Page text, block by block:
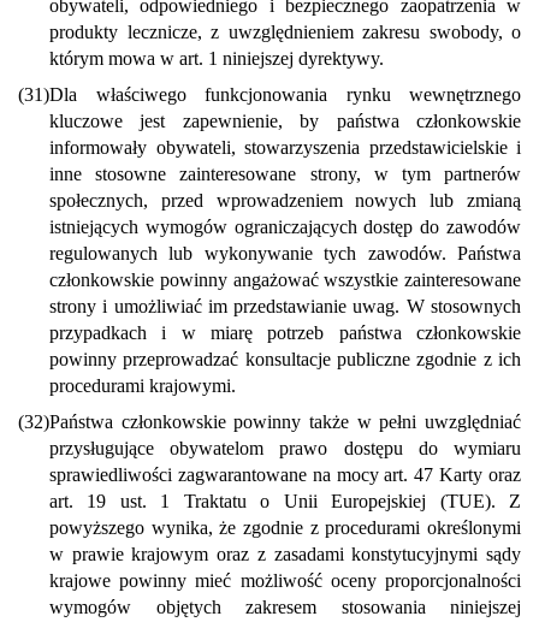
obywateli, odpowiedniego i bezpiecznego zaopatrzenia w
produkty lecznicze, z uwzględnieniem zakresu swobody, o
którym mowa w art. 1 niniejszej dyrektywy.
(31)Dla właściwego funkcjonowania rynku wewnętrznego
kluczowe jest zapewnienie, by państwa członkowskie
informowały obywateli, stowarzyszenia przedstawicielskie i
inne stosowne zainteresowane strony, w tym partnerów
społecznych, przed wprowadzeniem nowych lub zmianą
istniejących wymogów ograniczających dostęp do zawodów
regulowanych lub wykonywanie tych zawodów. Państwa
członkowskie powinny angażować wszystkie zainteresowane
strony i umożliwiać im przedstawianie uwag. W stosownych
przypadkach i w miarę potrzeb państwa członkowskie
powinny przeprowadzać konsultacje publiczne zgodnie z ich
procedurami krajowymi.
(32)Państwa członkowskie powinny także w pełni uwzględniać
przysługujące obywatelom prawo dostępu do wymiaru
sprawiedliwości zagwarantowane na mocy art. 47 Karty oraz
art. 19 ust. 1 Traktatu o Unii Europejskiej (TUE). Z
powyższego wynika, że zgodnie z procedurami określonymi
w prawie krajowym oraz z zasadami konstytucyjnymi sądy
krajowe powinny mieć możliwość oceny proporcjonalności
wymogów objętych zakresem stosowania niniejszej